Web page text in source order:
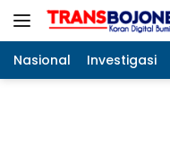
Langsung
Nasional Investigasi